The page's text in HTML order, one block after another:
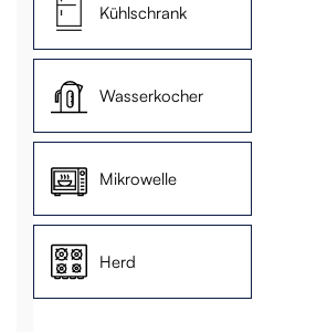
Kühlschrank
Wasserkocher
Mikrowelle
Herd